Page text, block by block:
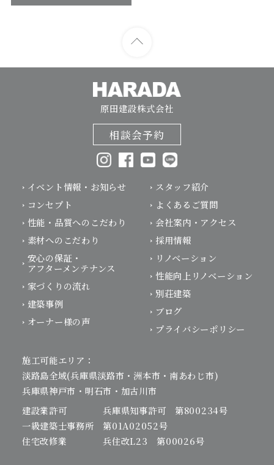
原田建設株式会社
相談会予約
イベント情報・お知らせ
コンセプト
性能・品質へのこだわり
素材へのこだわり
安心の保証・
アフターメンテナンス
家づくりの流れ
建築事例
オーナー様の声
スタッフ紹介
よくあるご質問
会社案内・アクセス
採用情報
リノベーション
性能向上リノベーション
別荘建築
ブログ
プライバシーポリシー
施工可能エリア：
淡路島全域(兵庫県淡路市・洲本市・南あわじ市)
兵庫県神戸市・明石市・加古川市
建設業許可 兵庫県知事許可 第800234号
一級建築士事務所 第01A02052号
住宅改修業 兵住改L23 第00026号